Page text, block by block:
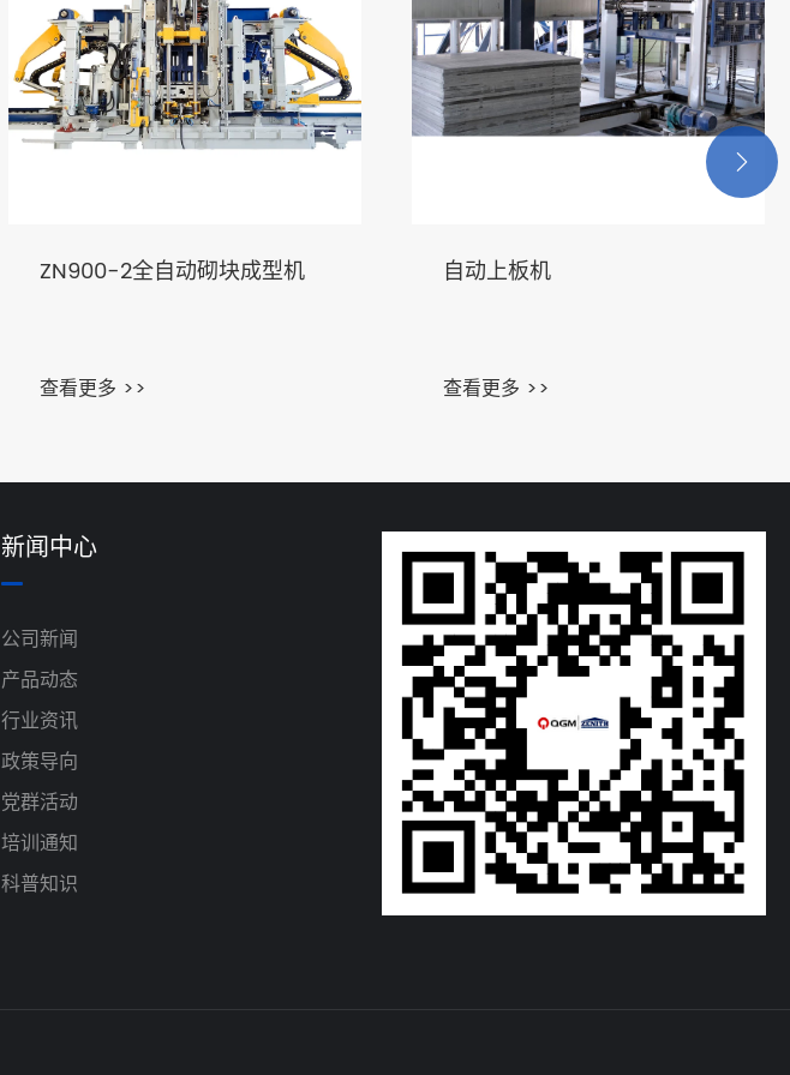
ZN900-2全自动砌块成型机
查看更多 >>
自动上板机
查看更多 >>

新闻中心
公司新闻
产品动态
行业资讯
政策导向
党群活动
培训通知
科普知识